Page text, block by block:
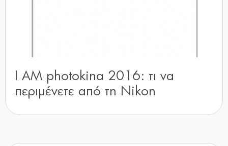
I AM photokina 2016: τι να
περιμένετε από τη Nikon